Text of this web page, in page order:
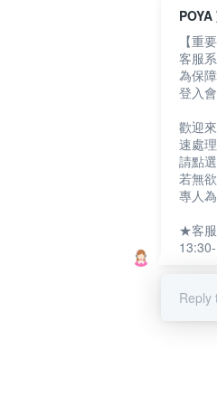
【重
客服
為保
登入
歡迎
速處
請點
若無
專人
★客
Reply